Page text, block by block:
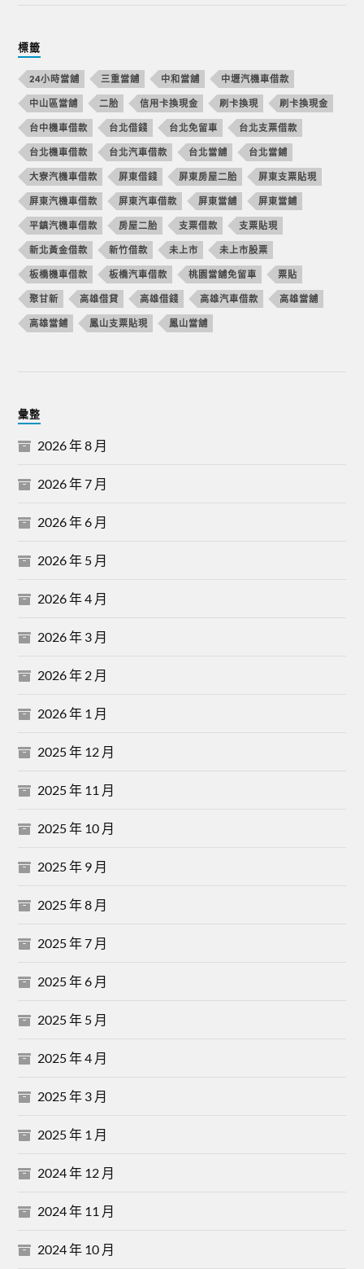
標籤
24小時當舖 三重當舖 中和當舖 中壢汽機車借款
中山區當舖 二胎 信用卡換現金 刷卡換現 刷卡換現金
台中機車借款 台北借錢 台北免留車 台北支票借款
台北機車借款 台北汽車借款 台北當舖 台北當鋪
大寮汽機車借款 屏東借錢 屏東房屋二胎 屏東支票貼現
屏東汽機車借款 屏東汽車借款 屏東當舖 屏東當鋪
平鎮汽機車借款 房屋二胎 支票借款 支票貼現
新北黃金借款 新竹借款 未上市 未上市股票
板橋機車借款 板橋汽車借款 桃園當舖免留車 票貼
聚甘新 高雄借貸 高雄借錢 高雄汽車借款 高雄當舖
高雄當鋪 鳳山支票貼現 鳳山當舖
彙整
2026 年 8 月
2026 年 7 月
2026 年 6 月
2026 年 5 月
2026 年 4 月
2026 年 3 月
2026 年 2 月
2026 年 1 月
2025 年 12 月
2025 年 11 月
2025 年 10 月
2025 年 9 月
2025 年 8 月
2025 年 7 月
2025 年 6 月
2025 年 5 月
2025 年 4 月
2025 年 3 月
2025 年 1 月
2024 年 12 月
2024 年 11 月
2024 年 10 月